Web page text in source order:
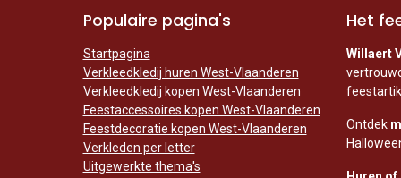
Populaire pagina's
Startpagina
Verkleedkledij huren West-Vlaanderen
Verkleedkledij kopen West-Vlaanderen
Feestaccessoires kopen West-Vlaanderen
Feestdecoratie kopen West-Vlaanderen
Verkleden per letter
Uitgewerkte thema's
Het
Willaert
Ontdek